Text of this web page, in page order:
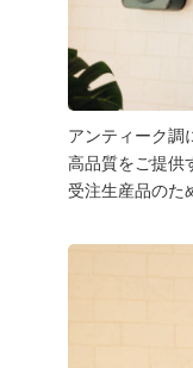
アンティーク調
高品質をご提供
受注生産品のた